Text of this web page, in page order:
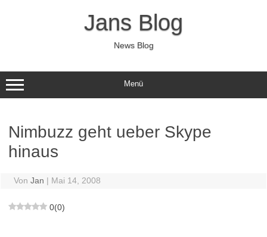
Jans Blog
News Blog
Menü
Nimbuzz geht ueber Skype
hinaus
Von Jan | Mai 14, 2008
0(0)